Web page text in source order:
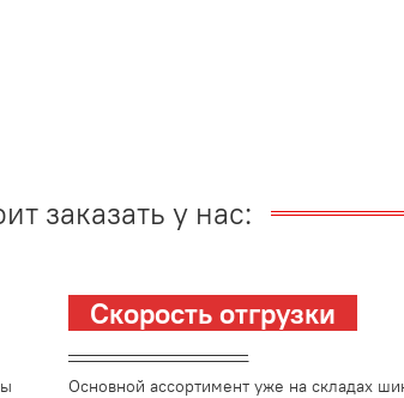
заказать у нас:
Скорость отгрузки
_________________________
Основной ассортимент уже на складах